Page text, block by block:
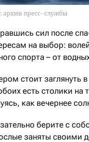
архив пресс-службы
сил после
на выбор:
спорта – от
стоит заглянуть
есть столики на
как вечернее
берите с
заняты своими